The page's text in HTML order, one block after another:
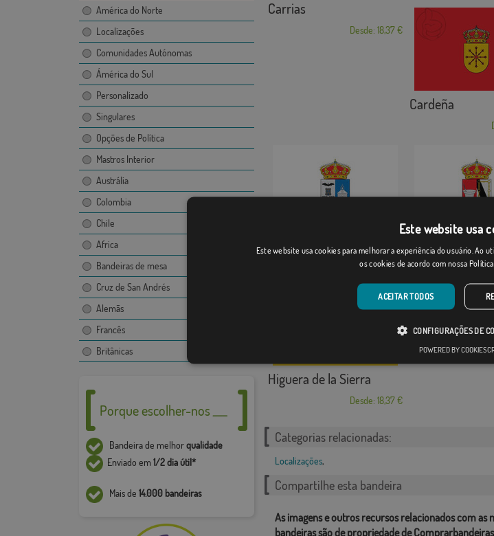
América do Norte
Localizações
Comunidades Autónomas
Ámérica do Sul
Personalizado
Singulares
Opções de Política
Mastros Interior
Austrália
Colombia
Chile
Africa
Bandeiras de mesa
Cruz de San Andrés
Alemãs
Francês
Britânicas
Porque escolher-nos ___
Bandeira de melhorqualidade
Enviado em1/2 dia útil*
Mais de 14.000 bandeiras
Carrias
Desde: 18,37 €
Cardeña
Desde: 18,37 €
Higuera de la Sierra
Desde: 18,37 €
Categorias relacionadas:
Localizações,
Compartilhe esta bandeira
As imagens e outros recursos relacionados com as
bandeiras são de propriedade de
Este website usa
Este website usa cookies para melhorar a experiência do usuário. Ao
os cookies de acordo com nossa Política
ACEITAR TODOS
CONFIGURAÇÕES DE
POWERED BY